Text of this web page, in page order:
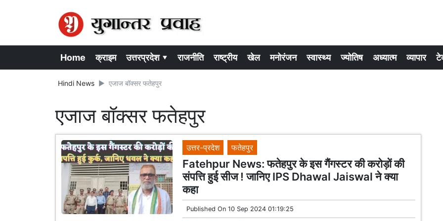
Home क्राइम उत्तरप्रदेश ▾ राजनीति राष्ट्रीय खेल मनोरंजन स्वास्थ्य ज्योतिष अध्यात्म व्यापार
Hindi News एजाज बॉक्सर फतेहपुर
एजाज बॉक्सर फतेहपुर
उत्तर-प्रदेश फतेहपुर
Fatehpur News: फतेहपुर के इस गैंगस्टर की करोड़ों की
संपत्ति हुई सीज ! जानिए IPS Dhawal Jaiswal ने क्या
कहा
Published On 10 Sep 2024 01:19:25